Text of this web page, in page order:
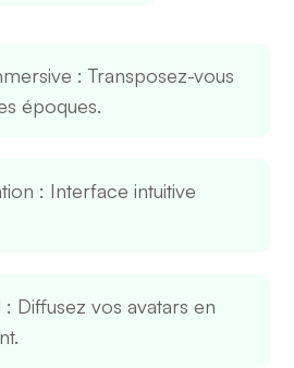
: Transposez-vous
époques.
: Interface intuitive
: Diffusez vos avatars en